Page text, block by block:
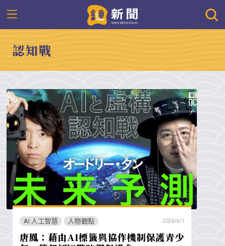
認知戰
AI 人工智慧 人物觀點 2026/4/1
唐鳳：藉由AI標籤與協作機制保護青少